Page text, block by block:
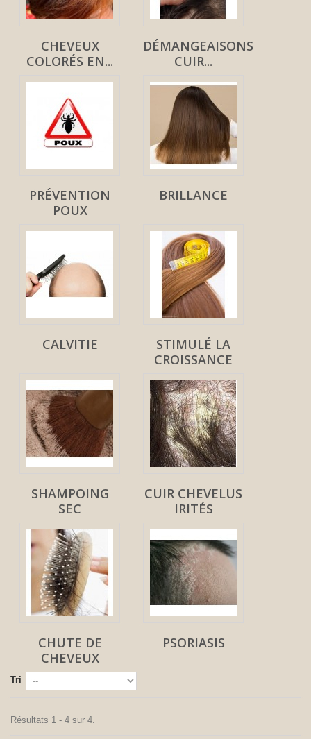
CHEVEUX
COLORÉS EN...
DÉMANGEAISONS
CUIR...
PRÉVENTION
POUX
BRILLANCE
CALVITIE
STIMULÉ LA
CROISSANCE
SHAMPOING
SEC
CUIR CHEVELUS
IRITÉS
CHUTE DE
CHEVEUX
PSORIASIS
Tri
Résultats 1 - 4 sur 4.